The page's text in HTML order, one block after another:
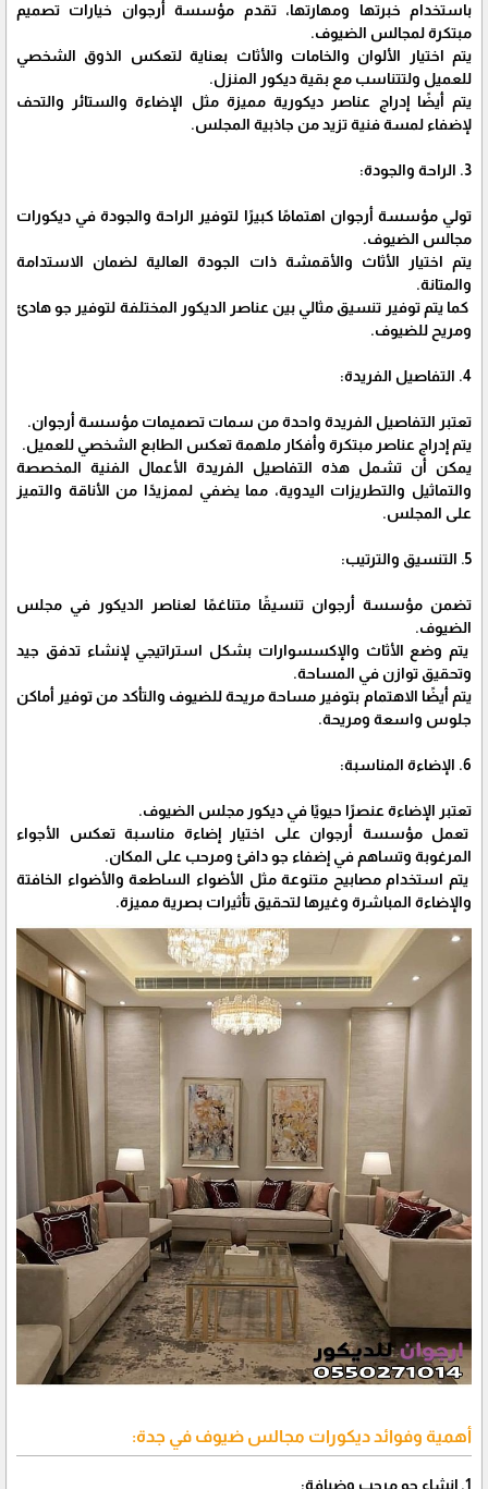
باستخدام خبرتها ومهارتها، تقدم مؤسسة أرجوان خيارات تصميم
مبتكرة لمجالس الضيوف.
يتم اختيار الألوان والخامات والأثاث بعناية لتعكس الذوق الشخصي
للعميل ولتتناسب مع بقية ديكور المنزل.
يتم أيضًا إدراج عناصر ديكورية مميزة مثل الإضاءة والستائر والتحف
لإضفاء لمسة فنية تزيد من جاذبية المجلس.
3. الراحة والجودة:
تولي مؤسسة أرجوان اهتمامًا كبيرًا لتوفير الراحة والجودة في ديكورات
مجالس الضيوف.
يتم اختيار الأثاث والأقمشة ذات الجودة العالية لضمان الاستدامة
والمتانة.
كما يتم توفير تنسيق مثالي بين عناصر الديكور المختلفة لتوفير جو هادئ
ومريح للضيوف.
4. التفاصيل الفريدة:
تعتبر التفاصيل الفريدة واحدة من سمات تصميمات مؤسسة أرجوان.
يتم إدراج عناصر مبتكرة وأفكار ملهمة تعكس الطابع الشخصي للعميل.
يمكن أن تشمل هذه التفاصيل الفريدة الأعمال الفنية المخصصة
والتماثيل والتطريزات اليدوية، مما يضفي لممزيدًا من الأناقة والتميز
على المجلس.
5. التنسيق والترتيب:
تضمن مؤسسة أرجوان تنسيقًا متناغمًا لعناصر الديكور في مجلس
الضيوف.
يتم وضع الأثاث والإكسسوارات بشكل استراتيجي لإنشاء تدفق جيد
وتحقيق توازن في المساحة.
يتم أيضًا الاهتمام بتوفير مساحة مريحة للضيوف والتأكد من توفير أماكن
جلوس واسعة ومريحة.
6. الإضاءة المناسبة:
تعتبر الإضاءة عنصرًا حيويًا في ديكور مجلس الضيوف.
تعمل مؤسسة أرجوان على اختيار إضاءة مناسبة تعكس الأجواء
المرغوبة وتساهم في إضفاء جو دافئ ومرحب على المكان.
يتم استخدام مصابيح متنوعة مثل الأضواء الساطعة والأضواء الخافتة
والإضاءة المباشرة وغيرها لتحقيق تأثيرات بصرية مميزة.
أهمية وفوائد ديكورات مجالس ضيوف في جدة:
1. إنشاء جو مرحب وضيافة: